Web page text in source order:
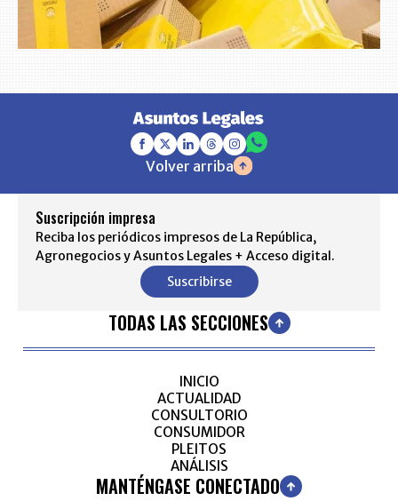
Volver arriba
Suscripción impresa
Reciba los periódicos impresos de La República,
Agronegocios y Asuntos Legales + Acceso digital.
Suscribirse
TODAS LAS SECCIONES
INICIO
ACTUALIDAD
CONSULTORIO
CONSUMIDOR
PLEITOS
ANÁLISIS
MANTÉNGASE CONECTADO